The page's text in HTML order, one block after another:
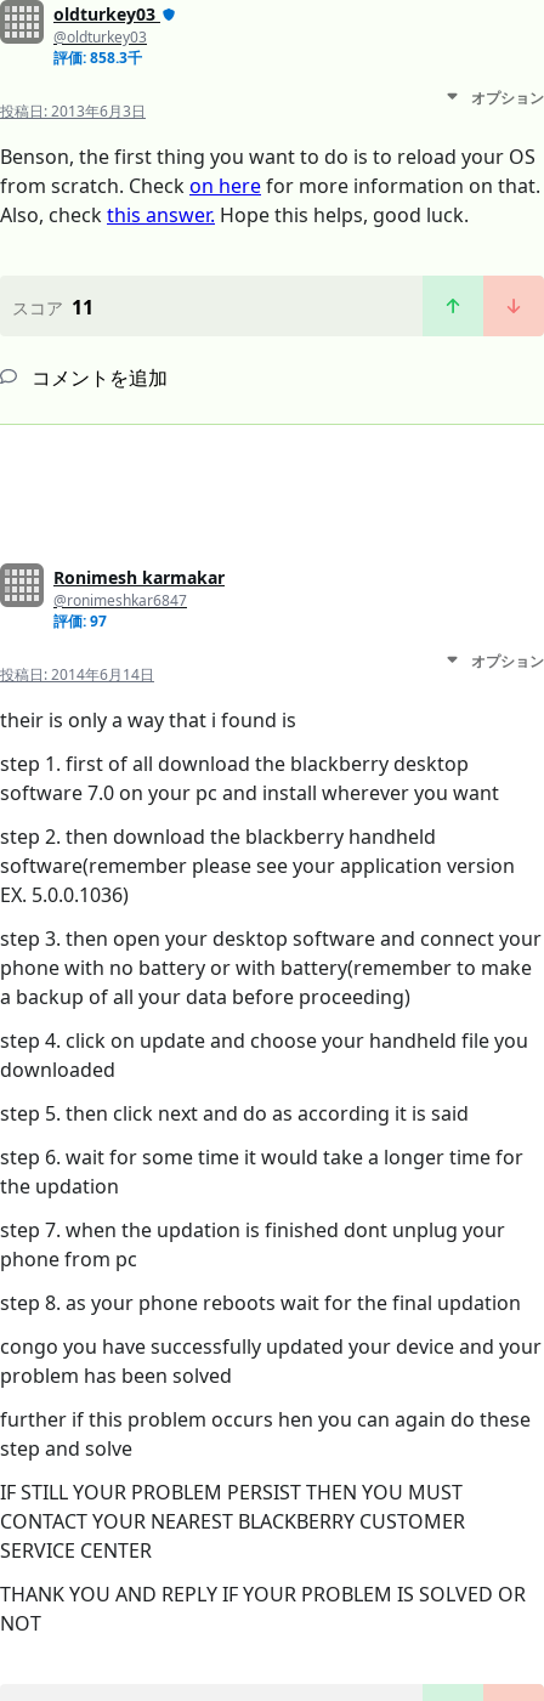
oldturkey03
@oldturkey03
評価: 858.3千
投稿日:2013年6月3日
オプション
Benson, the first thing you want to do is to reload your OS
from scratch. Checkon herefor more information on that.
Also, checkthis answer. Hope this helps, good luck.
スコア 11
コメントを追加
Ronimesh karmakar
@ronimeshkar6847
評価: 97
投稿日:2014年6月14日
オプション
their is only a way that i found is
step 1. first of all download the blackberry desktop
software 7.0 on your pc and install wherever you want
step 2. then download the blackberry handheld
software(remember please see your application version
EX. 5.0.0.1036)
step 3. then open your desktop software and connect your
phone with no battery or with battery(remember to make
a backup of all your data before proceeding)
step 4. click on update and choose your handheld file you
downloaded
step 5. then click next and do as according it is said
step 6. wait for some time it would take a longer time for
the updation
step 7. when the updation is finished dont unplug your
phone from pc
step 8. as your phone reboots wait for the final updation
congo you have successfully updated your device and your
problem has been solved
further if this problem occurs hen you can again do these
step and solve
IF STILL YOUR PROBLEM PERSIST THEN YOU MUST
CONTACT YOUR NEAREST BLACKBERRY CUSTOMER
SERVICE CENTER
THANK YOU AND REPLY IF YOUR PROBLEM IS SOLVED OR
NOT